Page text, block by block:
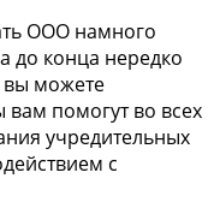
ООО намного
до конца нередко
вы можете
помогут во всех
учредительных
с